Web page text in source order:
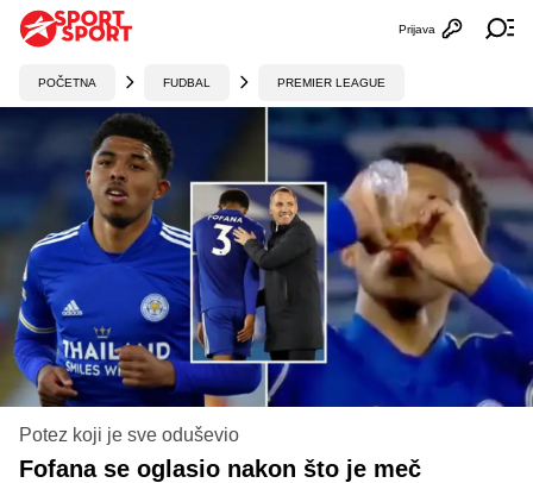
Otvori
Prijava
POČETNA FUDBAL PREMIER LEAGUE
Potez koji je sve oduševio
Fofana se oglasio nakon što je meč